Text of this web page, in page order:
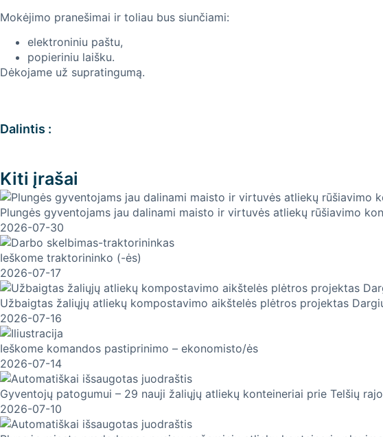
Mokėjimo pranešimai ir toliau bus siunčiami:
elektroniniu paštu,
popieriniu laišku.
Dėkojame už supratingumą.
Dalintis :
Kiti įrašai
Plungės gyventojams jau dalinami maisto ir virtuvės atliekų rūšiavimo
2026-07-30
Ieškome traktorininko (-ės)
2026-07-17
Užbaigtas žaliųjų atliekų kompostavimo aikštelės plėtros projektas
2026-07-16
Ieškome komandos pastiprinimo – ekonomisto/ės
2026-07-14
Gyventojų patogumui – 29 nauji žaliųjų atliekų konteineriai prie Telšių
2026-07-10